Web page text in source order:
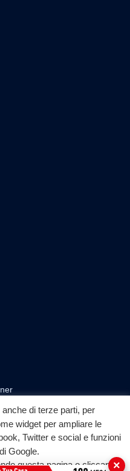
▶
YouTube
di terze parti, per
widget per ampliare le
Twitter e social e funzioni
Google.
questa pagina o cliccando
×